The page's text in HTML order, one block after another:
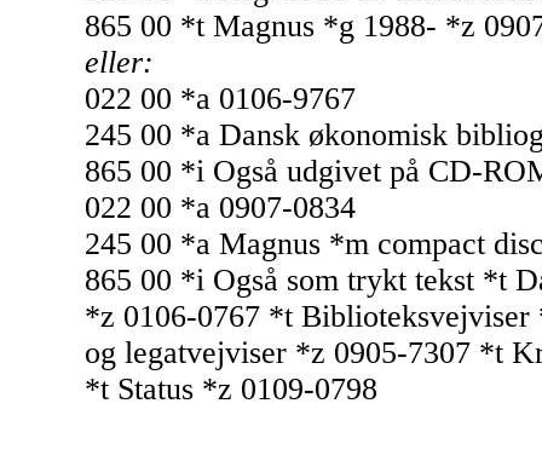
865 00 *t Magnus *g 1988- *z
eller:
022 00 *a 0106-9767
245 00 *a Dansk økonomisk
865 00 *i Også udgivet på CD-
022 00 *a 0907-0834
245 00 *a Magnus *m compact
865 00 *i Også som trykt tekst *t
*z 0106-0767 *t
og legatvejviser *z 0905-7307 *t
*t Status *z 0109-0798